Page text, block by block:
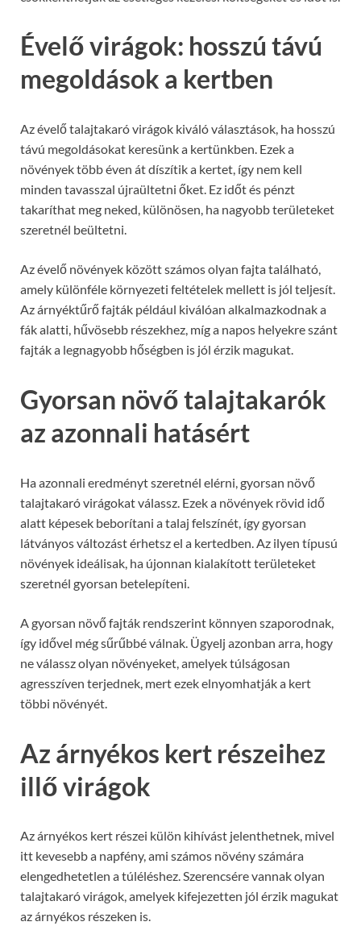
Évelő virágok: hosszú távú
megoldások a kertben
Az évelő talajtakaró virágok kiváló választások, ha hosszú
távú megoldásokat keresünk a kertünkben. Ezek a
növények több éven át díszítik a kertet, így nem kell
minden tavasszal újraültetni őket. Ez időt és pénzt
takaríthat meg neked, különösen, ha nagyobb területeket
szeretnél beültetni.
Az évelő növények között számos olyan fajta található,
amely különféle környezeti feltételek mellett is jól teljesít.
Az árnyéktűrő fajták például kiválóan alkalmazkodnak a
fák alatti, hűvösebb részekhez, míg a napos helyekre szánt
fajták a legnagyobb hőségben is jól érzik magukat.
Gyorsan növő talajtakarók
az azonnali hatásért
Ha azonnali eredményt szeretnél elérni, gyorsan növő
talajtakaró virágokat válassz. Ezek a növények rövid idő
alatt képesek beborítani a talaj felszínét, így gyorsan
látványos változást érhetsz el a kertedben. Az ilyen típusú
növények ideálisak, ha újonnan kialakított területeket
szeretnél gyorsan betelepíteni.
A gyorsan növő fajták rendszerint könnyen szaporodnak,
így idővel még sűrűbbé válnak. Ügyelj azonban arra, hogy
ne válassz olyan növényeket, amelyek túlságosan
agresszíven terjednek, mert ezek elnyomhatják a kert
többi növényét.
Az árnyékos kert részeihez
illő virágok
Az árnyékos kert részei külön kihívást jelenthetnek, mivel
itt kevesebb a napfény, ami számos növény számára
elengedhetetlen a túléléshez. Szerencsére vannak olyan
talajtakaró virágok, amelyek kifejezetten jól érzik magukat
az árnyékos részeken is.